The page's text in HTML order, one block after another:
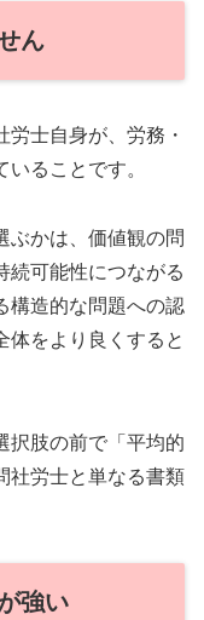
ん
士自身が、労務・
ることです。
ぶかは、価値観の問
続可能性につながる
構造的な問題への認
体をより良くすると
択肢の前で「平均的
社労士と単なる書類
強い